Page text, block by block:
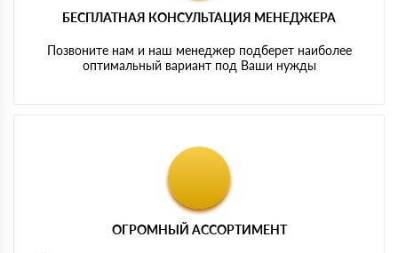
БЕСПЛАТНАЯ КОНСУЛЬТАЦИЯ МЕНЕДЖЕРА
Позвоните нам и наш менеджер подберет наиболее
оптимальный вариант под Ваши нужды
ОГРОМНЫЙ АССОРТИМЕНТ